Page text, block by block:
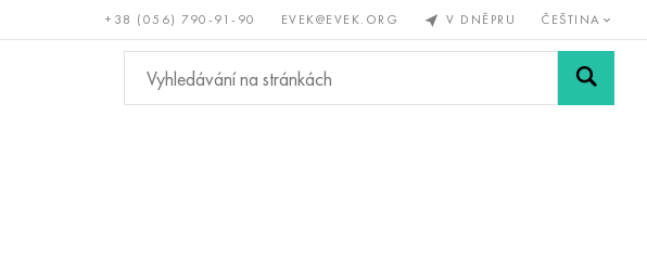
+38 (056) 790-91-90 EVEK@EVEK.ORG V DNĚPRU ČEŠTINA
Neželezné
kovy
Legovaná Sítě a